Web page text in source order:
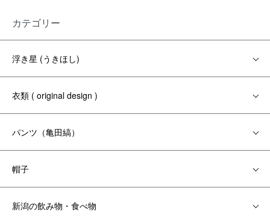
カテゴリー
浮き星 (うきほし)
衣類 ( original design )
パンツ（亀田縞）
帽子
新潟の飲み物・食べ物